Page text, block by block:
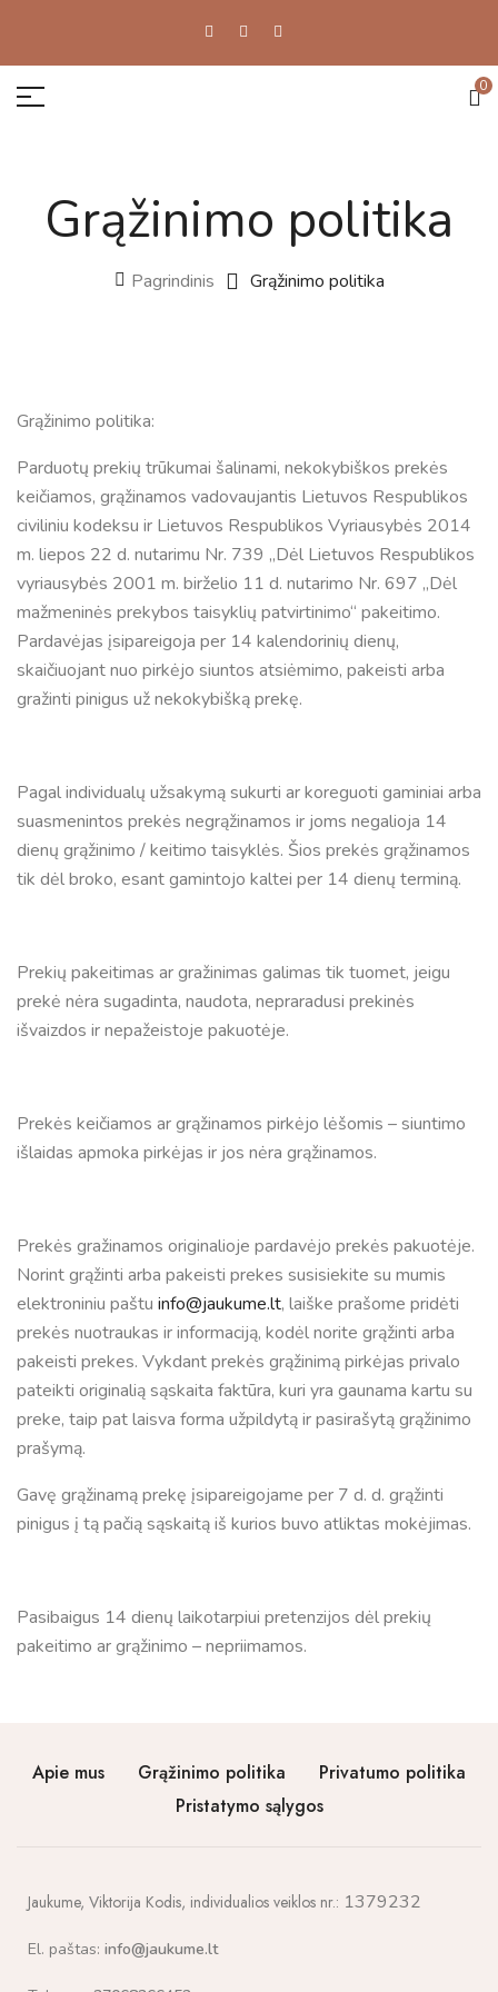
0
Grąžinimo politika
Pagrindinis Grąžinimo politika
Grąžinimo politika:
Parduotų prekių trūkumai šalinami, nekokybiškos prekės
keičiamos, grąžinamos vadovaujantis Lietuvos Respublikos
civiliniu kodeksu ir Lietuvos Respublikos Vyriausybės 2014
m. liepos 22 d. nutarimu Nr. 739 „Dėl Lietuvos Respublikos
vyriausybės 2001 m. birželio 11 d. nutarimo Nr. 697 „Dėl
mažmeninės prekybos taisyklių patvirtinimo“ pakeitimo.
Pardavėjas įsipareigoja per 14 kalendorinių dienų,
skaičiuojant nuo pirkėjo siuntos atsiėmimo, pakeisti arba
gražinti pinigus už nekokybišką prekę.
Pagal individualų užsakymą sukurti ar koreguoti gaminiai arba
suasmenintos prekės negrąžinamos ir joms negalioja 14
dienų grąžinimo / keitimo taisyklės. Šios prekės grąžinamos
tik dėl broko, esant gamintojo kaltei per 14 dienų terminą.
Prekių pakeitimas ar gražinimas galimas tik tuomet, jeigu
prekė nėra sugadinta, naudota, nepraradusi prekinės
išvaizdos ir nepažeistoje pakuotėje.
Prekės keičiamos ar grąžinamos pirkėjo lėšomis – siuntimo
išlaidas apmoka pirkėjas ir jos nėra grąžinamos.
Prekės gražinamos originalioje pardavėjo prekės pakuotėje.
Norint grąžinti arba pakeisti prekes susisiekite su mumis
elektroniniu paštu info@jaukume.lt, laiške prašome pridėti
prekės nuotraukas ir informaciją, kodėl norite grąžinti arba
pakeisti prekes. Vykdant prekės grąžinimą pirkėjas privalo
pateikti originalią sąskaita faktūra, kuri yra gaunama kartu su
preke, taip pat laisva forma užpildytą ir pasirašytą grąžinimo
prašymą.
Gavę grąžinamą prekę įsipareigojame per 7 d. d. grąžinti
pinigus į tą pačią sąskaitą iš kurios buvo atliktas mokėjimas.
Pasibaigus 14 dienų laikotarpiui pretenzijos dėl prekių
pakeitimo ar grąžinimo – nepriimamos.
Apie mus Grąžinimo politika
Privatumo politika
Pristatymo sąlygos
Jaukume, Viktorija Kodis, individualios veiklos nr.: 1379232
El. paštas: info@jaukume.lt